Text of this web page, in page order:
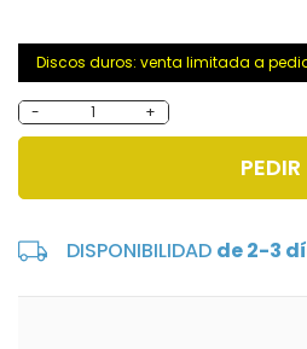
Discos duros: venta limitada a
- +
PEDIR
DISPONIBILIDAD de 2-3